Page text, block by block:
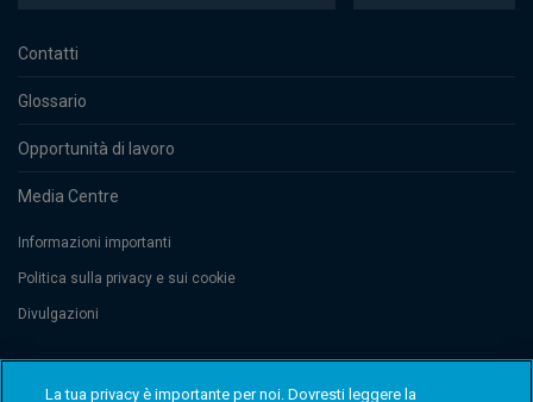
Contatti
Glossario
Opportunità di lavoro
Media Centre
Informazioni importanti
Politica sulla privacy e sui cookie
Divulgazioni
Threadneedle Management Luxembourg S.A., registered with the Registre
La tua privacy è importante per noi. Dovresti leggere la